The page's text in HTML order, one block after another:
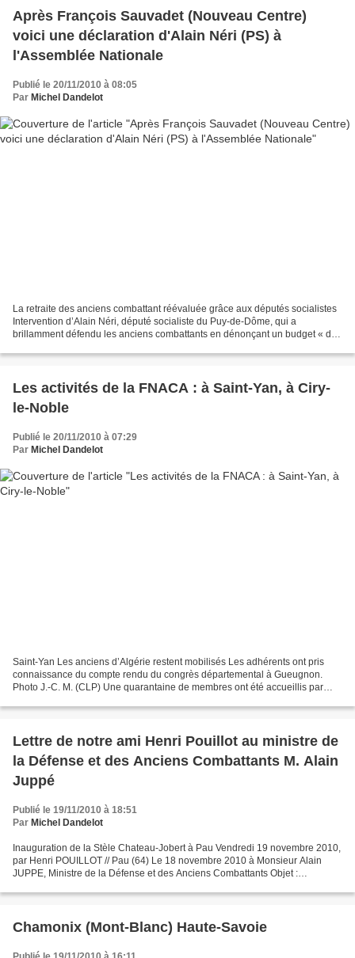
Après François Sauvadet (Nouveau Centre)
voici une déclaration d'Alain Néri (PS) à
l'Assemblée Nationale
Publié le 20/11/2010 à 08:05
Par Michel Dandelot
La retraite des anciens combattant réévaluée grâce aux députés socialistes
Intervention d’Alain Néri, député socialiste du Puy-de-Dôme, qui a
brillamment défendu les anciens combattants en dénonçant un budget « de
Les activités de la FNACA : à Saint-Yan, à Ciry-
le-Noble
Publié le 20/11/2010 à 07:29
Par Michel Dandelot
Saint-Yan Les anciens d’Algérie restent mobilisés Les adhérents ont pris
connaissance du compte rendu du congrès départemental à Gueugnon.
Photo J.-C. M. (CLP) Une quarantaine de membres ont été accueillis par
Lettre de notre ami Henri Pouillot au ministre de
la Défense et des Anciens Combattants M. Alain
Juppé
Publié le 19/11/2010 à 18:51
Par Michel Dandelot
Inauguration de la Stèle Chateau-Jobert à Pau Vendredi 19 novembre 2010,
par Henri POUILLOT // Pau (64) Le 18 novembre 2010 à Monsieur Alain
JUPPE, Ministre de la Défense et des Anciens Combattants Objet :
Chamonix (Mont-Blanc) Haute-Savoie